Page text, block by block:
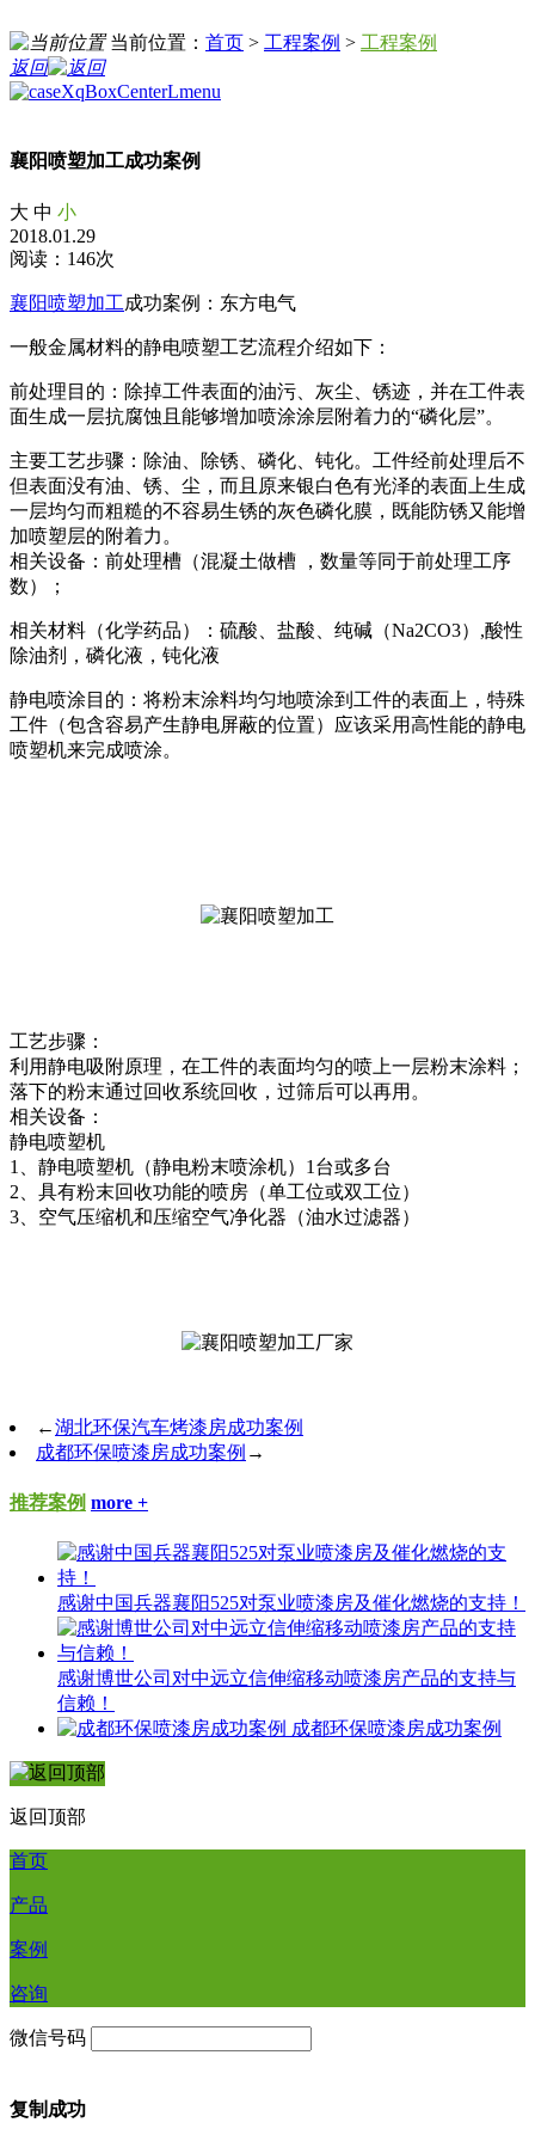
当前位置： 首页 > 工程案例 > 工程案例
返回
襄阳喷塑加工成功案例
大 中 小
2018.01.29
阅读：146次
襄阳喷塑加工成功案例：东方电气
一般金属材料的静电喷塑工艺流程介绍如下：
前处理目的：除掉工件表面的油污、灰尘、锈迹，并在工件表
面生成一层抗腐蚀且能够增加喷涂涂层附着力的“磷化层”。
主要工艺步骤：除油、除锈、磷化、钝化。工件经前处理后不
但表面没有油、锈、尘，而且原来银白色有光泽的表面上生成
一层均匀而粗糙的不容易生锈的灰色磷化膜，既能防锈又能增
加喷塑层的附着力。
相关设备：前处理槽（混凝土做槽 ，数量等同于前处理工序
数）；
相关材料（化学药品）：硫酸、盐酸、纯碱（Na2CO3）,酸性
除油剂，磷化液，钝化液
静电喷涂目的：将粉末涂料均匀地喷涂到工件的表面上，特殊
工件（包含容易产生静电屏蔽的位置）应该采用高性能的静电
喷塑机来完成喷涂。
工艺步骤：
利用静电吸附原理，在工件的表面均匀的喷上一层粉末涂料；
落下的粉末通过回收系统回收，过筛后可以再用。
相关设备：
静电喷塑机
1、静电喷塑机（静电粉末喷涂机）1台或多台
2、具有粉末回收功能的喷房（单工位或双工位）
3、空气压缩机和压缩空气净化器（油水过滤器）
←湖北环保汽车烤漆房成功案例
成都环保喷漆房成功案例 →
推荐案例 more +
感谢中国兵器襄阳525对泵业喷漆房及催化燃烧的支持！
感谢博世公司对中远立信伸缩移动喷漆房产品的支持与
信赖！
成都环保喷漆房成功案例
返回顶部
首页
产品
案例
咨询
微信号码
复制成功